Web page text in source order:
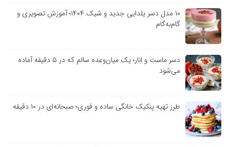
۱۰ مدل دسر یلدایی جدید و شیک ۱۴۰۴؛ آموزش تصویری و
گام‌به‌گام
دسر ماست و انار؛ یک میان‌وعده سالم که در ۵ دقیقه آماده
می‌شود
طرز تهیه پنکیک خانگی ساده و فوری؛ صبحانه‌ای در ۱۰ دقیقه